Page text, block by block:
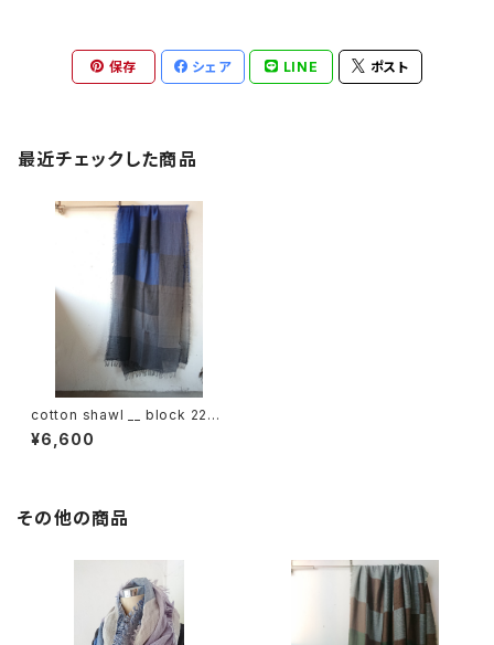
保存 シェア LINE ポスト
最近チェックした商品
cotton shawl __ block 220
星月夜GK
¥6,600
その他の商品